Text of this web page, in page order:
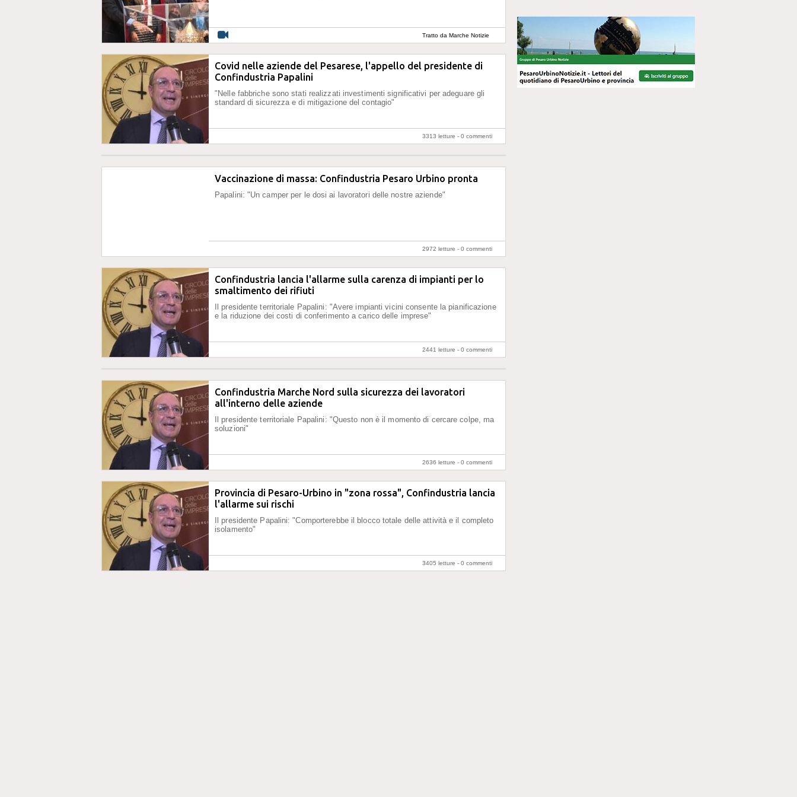
Tratto da Marche Notizie
Covid nelle aziende del Pesarese, l'appello del presidente di
Confindustria Papalini
"Nelle fabbriche sono stati realizzati investimenti significativi per adeguare gli
standard di sicurezza e di mitigazione del contagio"
3313 letture - 0 commenti
Vaccinazione di massa: Confindustria Pesaro Urbino pronta
Papalini: "Un camper per le dosi ai lavoratori delle nostre aziende"
2972 letture - 0 commenti
Confindustria lancia l'allarme sulla carenza di impianti per lo
smaltimento dei rifiuti
Il presidente territoriale Papalini: "Avere impianti vicini consente la pianificazione
e la riduzione dei costi di conferimento a carico delle imprese"
2441 letture - 0 commenti
Confindustria Marche Nord sulla sicurezza dei lavoratori
all'interno delle aziende
Il presidente territoriale Papalini: "Questo non è il momento di cercare colpe, ma
soluzioni"
2636 letture - 0 commenti
Provincia di Pesaro-Urbino in "zona rossa", Confindustria lancia
l'allarme sui rischi
Il presidente Papalini: "Comporterebbe il blocco totale delle attività e il completo
isolamento"
3405 letture - 0 commenti